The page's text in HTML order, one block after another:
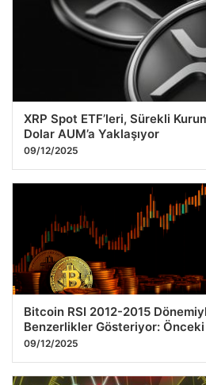
XRP Spot ETF’leri, Sürekli
Dolar AUM’a Yaklaşıyor
09/12/2025
Bitcoin RSI 2012-2015
Benzerlikler Gösteriyor:
09/12/2025